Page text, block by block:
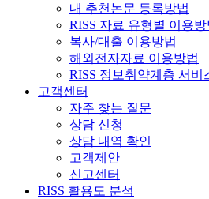
내 추천논문 등록방법
RISS 자료 유형별 이용방
복사/대출 이용방법
해외전자자료 이용방법
RISS 정보취약계층 서비
고객센터
자주 찾는 질문
상담 신청
상담 내역 확인
고객제안
신고센터
RISS 활용도 분석